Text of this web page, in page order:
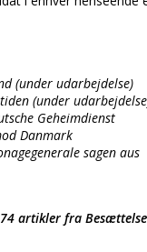
(under udarbejdelse)
(under
Geheimdienst
Danmark
sagen aus
artikler fra